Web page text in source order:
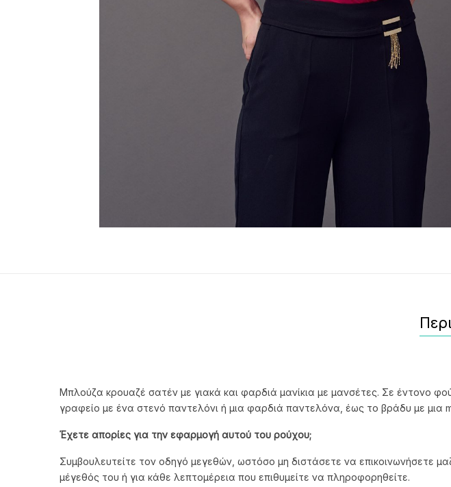
Μπλούζα κρουαζέ σατέν με γιακά και φαρδιά μανίκια με μανσέτες. Σε έντονο
γραφείο με ένα στενό παντελόνι ή μια φαρδιά παντελόνα, έως το βράδυ με μια
Έχετε απορίες για την εφαρμογή αυτού του ρούχου;
Συμβουλευτείτε τον οδηγό μεγεθών, ωστόσο μη διστάσετε να επικοινωνήσετε
μέγεθός του ή για κάθε λεπτομέρεια που επιθυμείτε να πληροφορηθείτε.